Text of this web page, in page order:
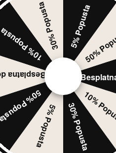
price tracker
5% Popusta
50%
10%
30% Popusta
5% Popusta
Popusta
dostava
Popusta30% Popusta